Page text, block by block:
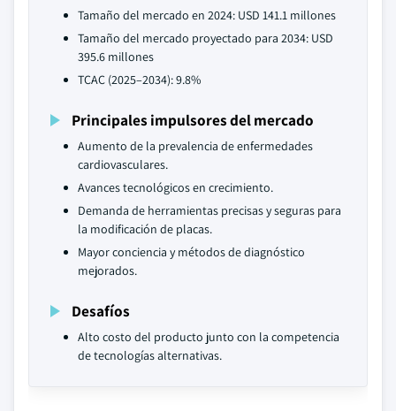
Tamaño del mercado en 2024: USD 141.1 millones
Tamaño del mercado proyectado para 2034: USD
395.6 millones
TCAC (2025–2034): 9.8%
Principales impulsores del mercado
Aumento de la prevalencia de enfermedades
cardiovasculares.
Avances tecnológicos en crecimiento.
Demanda de herramientas precisas y seguras para
la modificación de placas.
Mayor conciencia y métodos de diagnóstico
mejorados.
Desafíos
Alto costo del producto junto con la competencia
de tecnologías alternativas.